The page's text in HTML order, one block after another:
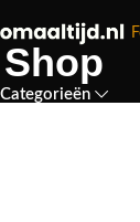
Shop
Categorieën